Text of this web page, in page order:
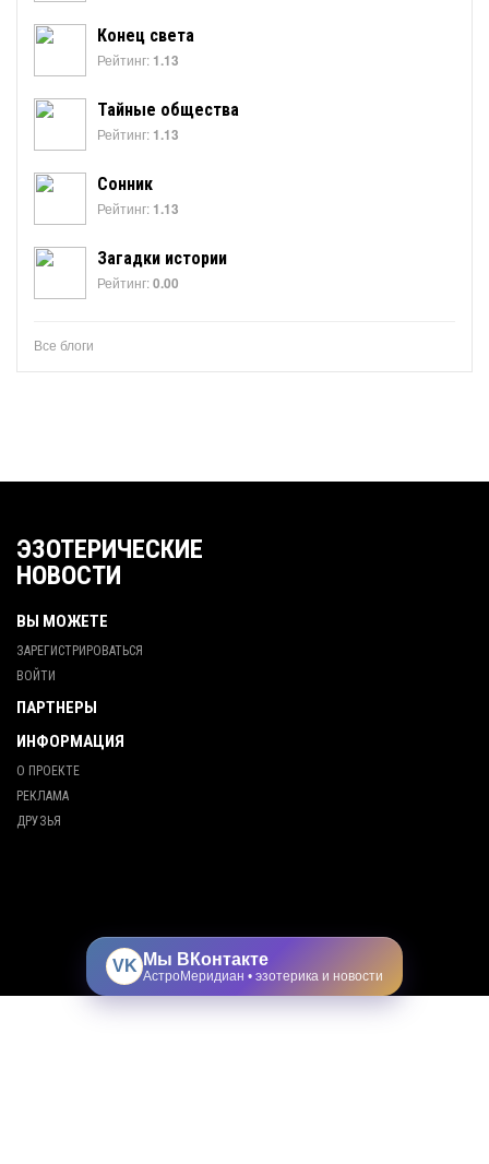
Конец света
Рейтинг: 1.13
Тайные общества
Рейтинг: 1.13
Сонник
Рейтинг: 1.13
Загадки истории
Рейтинг:0.00
Все блоги
ЭЗОТЕРИЧЕСКИЕ
НОВОСТИ
ВЫ МОЖЕТЕ
ЗАРЕГИСТРИРОВАТЬСЯ
ВОЙТИ
ПАРТНЕРЫ
ИНФОРМАЦИЯ
О ПРОЕКТЕ
РЕКЛАМА
ДРУЗЬЯ
VK Мы ВКонтакте
АстроМеридиан • эзотерика и новости